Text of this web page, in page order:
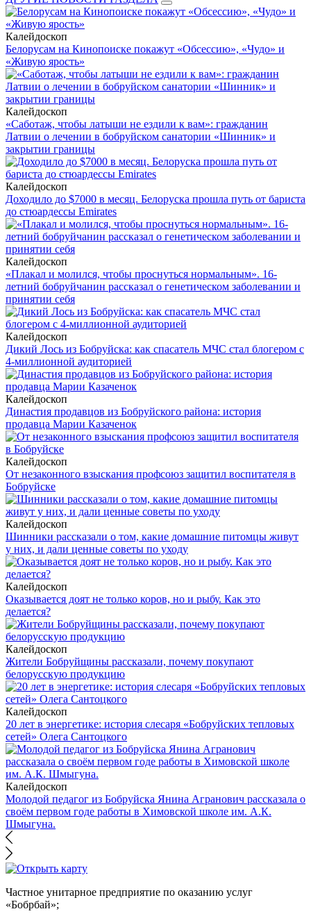
Калейдоскоп
Белорусам на Кинопоиске покажут «Обсессию», «Чудо» и
«Живую ярость»
Калейдоскоп
«Саботаж, чтобы латыши не ездили к вам»: гражданин
Латвии о лечении в бобруйском санатории «Шинник» и
закрытии границы
Калейдоскоп
Доходило до $7000 в месяц. Белоруска прошла путь от бариста
до стюардессы Emirates
Калейдоскоп
«Плакал и молился, чтобы проснуться нормальным». 16-
летний бобруйчанин рассказал о генетическом заболевании и
принятии себя
Калейдоскоп
Дикий Лось из Бобруйска: как спасатель МЧС стал блогером с
4-миллионной аудиторией
Калейдоскоп
Династия продавцов из Бобруйского района: история
продавца Марии Казаченок
Калейдоскоп
От незаконного взыскания профсоюз защитил воспитателя в
Бобруйске
Калейдоскоп
Шинники рассказали о том, какие домашние питомцы живут
у них, и дали ценные советы по уходу
Калейдоскоп
Оказывается доят не только коров, но и рыбу. Как это
делается?
Калейдоскоп
Жители Бобруйщины рассказали, почему покупают
белорусскую продукцию
Калейдоскоп
20 лет в энергетике: история слесаря «Бобруйских тепловых
сетей» Олега Сантоцкого
Калейдоскоп
Молодой педагог из Бобруйска Янина Агранович рассказала о
своём первом годе работы в Химовской школе им. А.К.
Шмыгуна.
Частное унитарное предприятие по оказанию услуг
«Бобрбай»;